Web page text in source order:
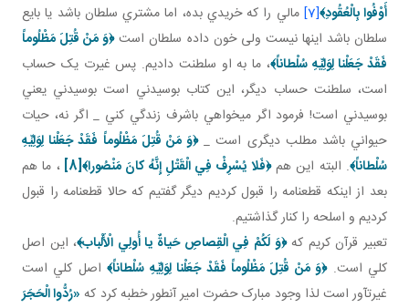
أَوْفُوا بِالْعُقُودِ﴾[7]
مالي را که خريدي بده، اما مشتري سلطان باشد يا بايع
سلطان باشد اينها نيست ولی خون داده سلطان است﴿وَ مَنْ قُتِلَ مَظْلُوماً
فَقَدْ جَعَلْنا لِوَلِيِّهِ سُلْطاناً﴾، ما به او سلطنت داديم. پس غيرت يک حساب
است، سلطنت حساب ديگر، اين کتاب بوسيدني است بوسيدني يعني
بوسيدني است! فرمود اگر مي خواهي باشرف زندگي کني _ اگر نه، حيات
حيواني باشد مطلب ديگری است _﴿وَ مَنْ قُتِلَ مَظْلُوماً فَقَدْ جَعَلْنا لِوَلِيِّهِ
سُلْطاناً﴾. البته اين هم﴿فَلا يُسْرِفْ فِي الْقَتْلِ إِنَّهُ كانَ مَنْصُورا﴾[8]
، ما هم
بعد از اينکه قطع نامه را قبول کرديم ديگر گفتيم که حالا قطع نامه را قبول
کرديم و اسلحه را کنار گذاشتيم.
تعبير قرآن کريم که﴿وَ لَكُمْ فِي الْقِصاصِ حَياةٌ يا أُولِي الْأَلْباب‏﴾، اين اصل
کلي است.﴿وَ مَنْ قُتِلَ مَظْلُوماً فَقَدْ جَعَلْنا لِوَلِيِّهِ سُلْطاناً﴾اصل کلي است
غيرت آور است لذا وجود مبارک حضرت امير آن طور خطبه کرد که «رُدُّوا الْحَجَرَ